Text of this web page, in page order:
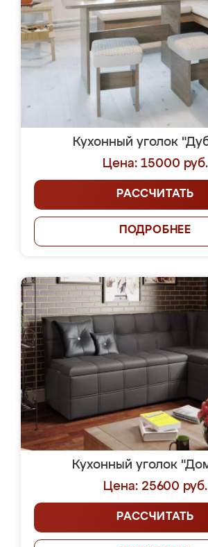
Кухонный уголок
Цена: 15000 руб.
РАССЧИТАТЬ
ПОДРОБНЕЕ
Кухонный уголок
Цена: 25600 руб.
РАССЧИТАТЬ